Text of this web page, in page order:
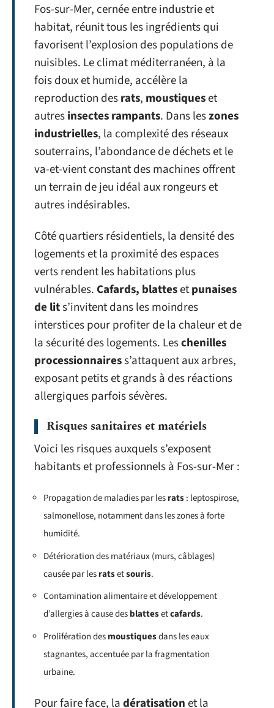
Fos-sur-Mer, cernée entre industrie et
habitat, réunit tous les ingrédients qui
favorisent l’explosion des populations de
nuisibles. Le climat méditerranéen, à la
fois doux et humide, accélère la
reproduction desrats, moustiqueset
autresinsectes rampants. Dans leszones
industrielles, la complexité des réseaux
souterrains, l’abondance de déchets et le
va-et-vient constant des machines offrent
un terrain de jeu idéal aux rongeurs et
autres indésirables.
Côté quartiers résidentiels, la densité des
logements et la proximité des espaces
verts rendent les habitations plus
vulnérables. Cafards, blattesetpunaises
de lits’invitent dans les moindres
interstices pour profiter de la chaleur et de
la sécurité des logements. Leschenilles
processionnairess’attaquent aux arbres,
exposant petits et grands à des réactions
allergiques parfois sévères.
Risques sanitaires et matériels
Voici les risques auxquels s’exposent
habitants et professionnels à Fos-sur-Mer :
Propagation de maladies par lesrats: leptospirose,
salmonellose, notamment dans les zones à forte
humidité.
Détérioration des matériaux (murs, câblages)
causée par lesratsetsouris.
Contamination alimentaire et développement
d’allergies à cause desblattesetcafards.
Prolifération desmoustiquesdans les eaux
stagnantes, accentuée par la fragmentation
urbaine.
Pour faire face, ladératisationet la